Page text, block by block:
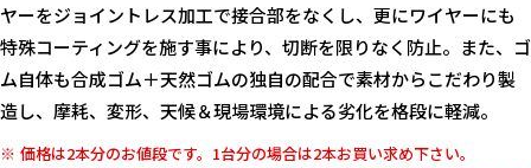
ヤーをジョイントレス加工で接合部をなくし、更にワイヤーにも
特殊コーティングを施す事により、切断を限りなく防止。また、ゴ
ム自体も合成ゴム＋天然ゴムの独自の配合で素材からこだわり製
造し、摩耗、変形、天候＆現場環境による劣化を格段に軽減。
価格は2本分のお値段です。1台分の場合は2本お買い求め下さい。